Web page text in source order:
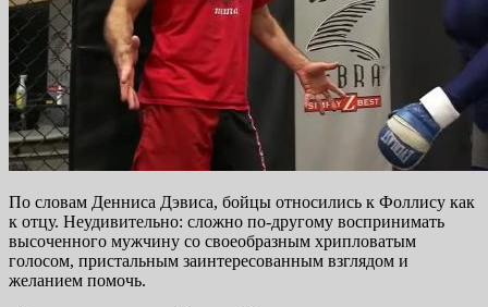
По словам Денниса Дэвиса, бойцы относились к Фоллису как
к отцу. Неудивительно: сложно по-другому воспринимать
высоченного мужчину со своеобразным хрипловатым
голосом, пристальным заинтересованным взглядом и
желанием помочь.